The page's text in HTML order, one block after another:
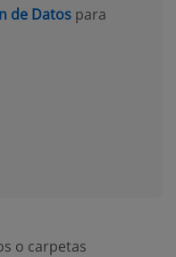
de Datos para
o carpetas